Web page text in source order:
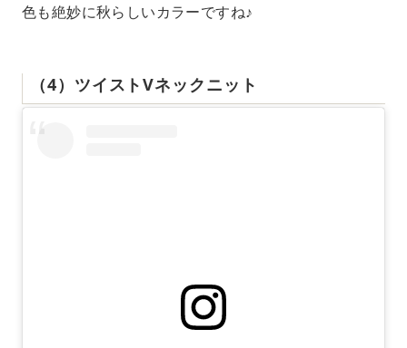
色も絶妙に秋らしいカラーですね♪
（4）ツイストVネックニット